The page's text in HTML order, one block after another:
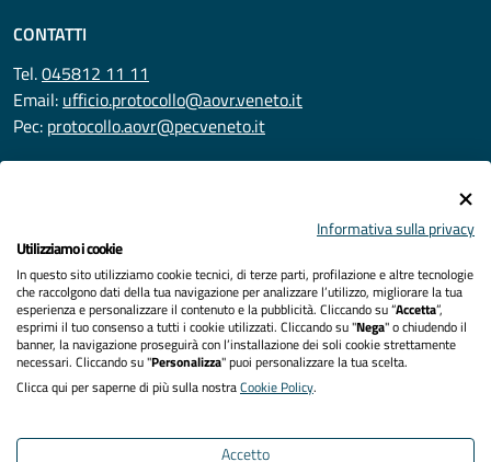
CONTATTI
Tel.045812 11 11
Email: ufficio.protocollo@aovr.veneto.it
Pec: protocollo.aovr@pecveneto.it
Privacy
Accessibilità
Note legali
Informativa sulla privacy
Utilizziamo i cookie
In questo sito utilizziamo cookie tecnici, di terze parti, profilazione e altre tecnologie
che raccolgono dati della tua navigazione per analizzare l’utilizzo, migliorare la tua
esperienza e personalizzare il contenuto e la pubblicità. Cliccando su “Accetta”,
esprimi il tuo consenso a tutti i cookie utilizzati. Cliccando su "Nega" o chiudendo il
banner, la navigazione proseguirà con l’installazione dei soli cookie strettamente
necessari. Cliccando su "Personalizza" puoi personalizzare la tua scelta.
Clicca qui per saperne di più sulla nostraCookie Policy.
Accetto